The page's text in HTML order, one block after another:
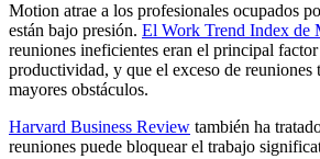
Motion atrae a los profesionales ocupados
están bajo presión. El Work Trend Index de
reuniones ineficientes eran el principal
productividad, y que el exceso de reuniones
mayores obstáculos.
Harvard Business Review también ha
reuniones puede bloquear el trabajo